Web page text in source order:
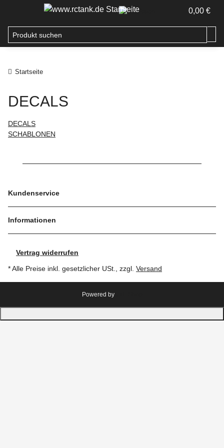
0,00 €
Startseite
DECALS
DECALS
SCHABLONEN
Kundenservice
Informationen
Vertrag widerrufen
* Alle Preise inkl. gesetzlicher USt., zzgl. Versand
Powered by